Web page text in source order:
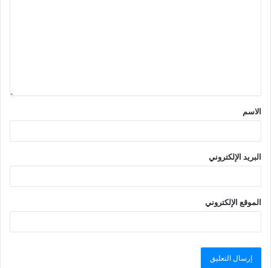
الاسم
البريد الإلكتروني
الموقع الإلكتروني